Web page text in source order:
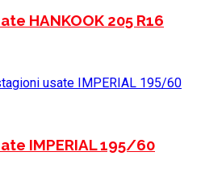
HANKOOK 205 R16
IMPERIAL 195/60